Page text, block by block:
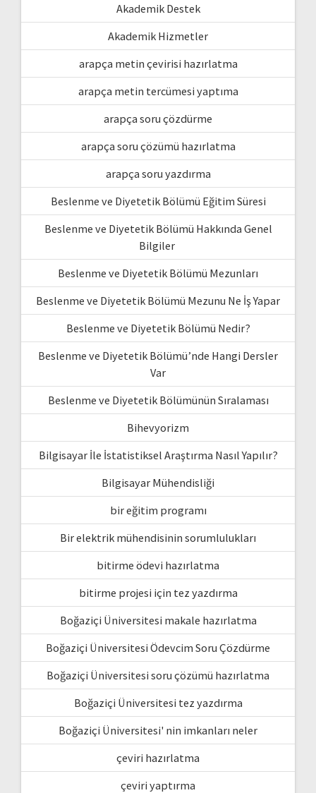
Akademik Destek
Akademik Hizmetler
arapça metin çevirisi hazırlatma
arapça metin tercümesi yaptıma
arapça soru çözdürme
arapça soru çözümü hazırlatma
arapça soru yazdırma
Beslenme ve Diyetetik Bölümü Eğitim Süresi
Beslenme ve Diyetetik Bölümü Hakkında Genel
Bilgiler
Beslenme ve Diyetetik Bölümü Mezunları
Beslenme ve Diyetetik Bölümü Mezunu Ne İş Yapar
Beslenme ve Diyetetik Bölümü Nedir?
Beslenme ve Diyetetik Bölümü’nde Hangi Dersler
Var
Beslenme ve Diyetetik Bölümünün Sıralaması
Bihevyorizm
Bilgisayar İle İstatistiksel Araştırma Nasıl Yapılır?
Bilgisayar Mühendisliği
bir eğitim programı
Bir elektrik mühendisinin sorumlulukları
bitirme ödevi hazırlatma
bitirme projesi için tez yazdırma
Boğaziçi Üniversitesi makale hazırlatma
Boğaziçi Üniversitesi Ödevcim Soru Çözdürme
Boğaziçi Üniversitesi soru çözümü hazırlatma
Boğaziçi Üniversitesi tez yazdırma
Boğaziçi Üniversitesi' nin imkanları neler
çeviri hazırlatma
çeviri yaptırma